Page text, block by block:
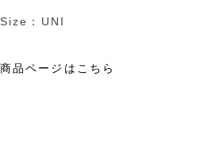
Size：UNI
商品ページはこちら